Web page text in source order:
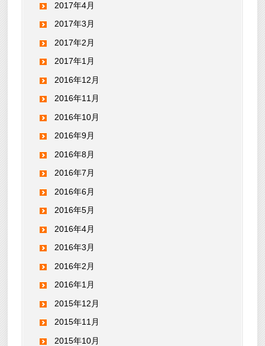
2017年4月
2017年3月
2017年2月
2017年1月
2016年12月
2016年11月
2016年10月
2016年9月
2016年8月
2016年7月
2016年6月
2016年5月
2016年4月
2016年3月
2016年2月
2016年1月
2015年12月
2015年11月
2015年10月